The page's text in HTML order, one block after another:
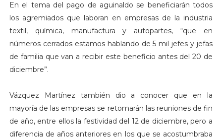
En el tema del pago de aguinaldo se beneficiarán todos
los agremiados que laboran en empresas de la industria
textil, química, manufactura y autopartes, “que en
números cerrados estamos hablando de 5 mil jefes y jefas
de familia que van a recibir este beneficio antes del 20 de
diciembre”.
Vázquez Martínez también dio a conocer que en la
mayoría de las empresas se retomarán las reuniones de fin
de año, entre ellos la festividad del 12 de diciembre, pero a
diferencia de años anteriores en los que se acostumbraba